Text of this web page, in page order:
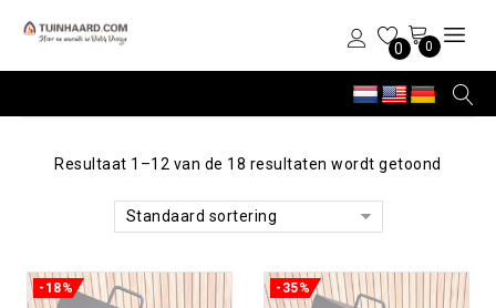
0 0
Resultaat 1–12 van de 18 resultaten wordt getoond
Standaard sortering
-18% -35%